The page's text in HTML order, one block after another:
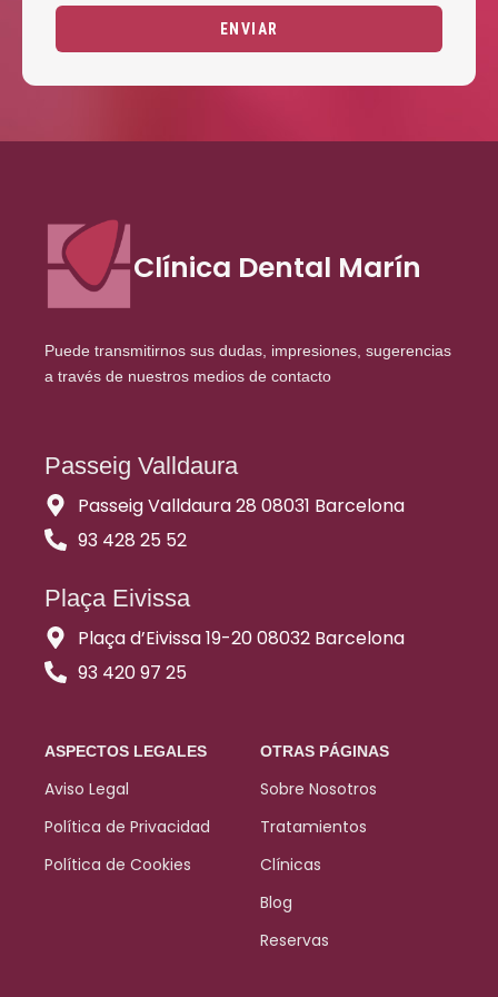
Clínica Dental Marín
Puede transmitirnos sus dudas, impresiones, sugerencias
a través de nuestros medios de contacto
Passeig Valldaura
Passeig Valldaura 28 08031 Barcelona
93 428 25 52
Plaça Eivissa
Plaça d’Eivissa 19-20 08032 Barcelona
93 420 97 25
ASPECTOS LEGALES
Aviso Legal
Política de Privacidad
Política de Cookies
OTRAS PÁGINAS
Sobre Nosotros
Tratamientos
Clínicas
Blog
Reservas